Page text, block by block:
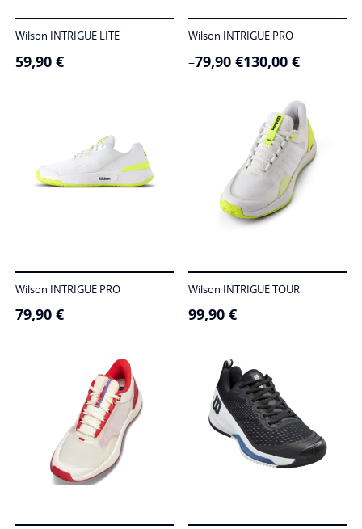
Wilson INTRIGUE LITE
59,90 €
Wilson INTRIGUE PRO
79,90 €
– 130,00 €
Price
range:
Wilson INTRIGUE PRO
79,90 €
Wilson INTRIGUE TOUR
99,90 €